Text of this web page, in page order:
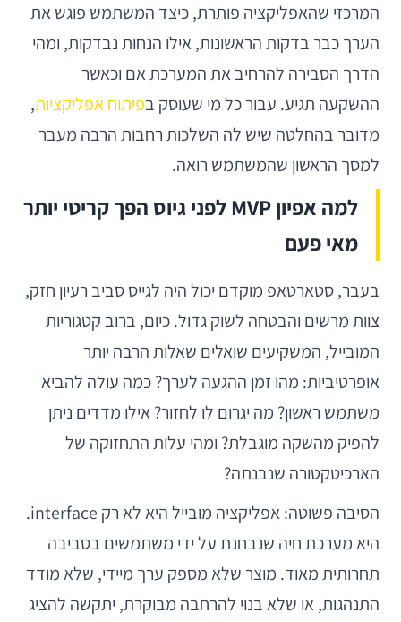
המרכזי שהאפליקציה פותרת, כיצד המשתמש פוגש את
הערך כבר בדקות הראשונות, אילו הנחות נבדקות, ומהי
הדרך הסבירה להרחיב את המערכת אם וכאשר
ההשקעה תגיע. עבור כל מי שעוסק בפיתוח אפליקציות,
מדובר בהחלטה שיש לה השלכות רחבות הרבה מעבר
למסך הראשון שהמשתמש רואה.
למה אפיון MVP לפני גיוס הפך קריטי יותר
מאי פעם
בעבר, סטארטאפ מוקדם יכול היה לגייס סביב רעיון חזק,
צוות מרשים והבטחה לשוק גדול. כיום, ברוב קטגוריות
המובייל, המשקיעים שואלים שאלות הרבה יותר
אופרטיביות: מהו זמן ההגעה לערך? כמה עולה להביא
משתמש ראשון? מה יגרום לו לחזור? אילו מדדים ניתן
להפיק מהשקה מוגבלת? ומהי עלות התחזוקה של
הארכיטקטורה שנבנתה?
הסיבה פשוטה: אפליקציה מובייל היא לא רק interface.
היא מערכת חיה שנבחנת על ידי משתמשים בסביבה
תחרותית מאוד. מוצר שלא מספק ערך מיידי, שלא מודד
התנהגות, או שלא בנוי להרחבה מבוקרת, יתקשה להציג